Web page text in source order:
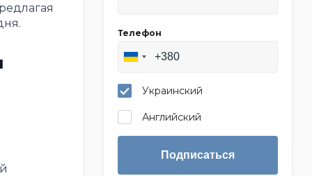
Телефон
Украинский
Английский
Подписаться